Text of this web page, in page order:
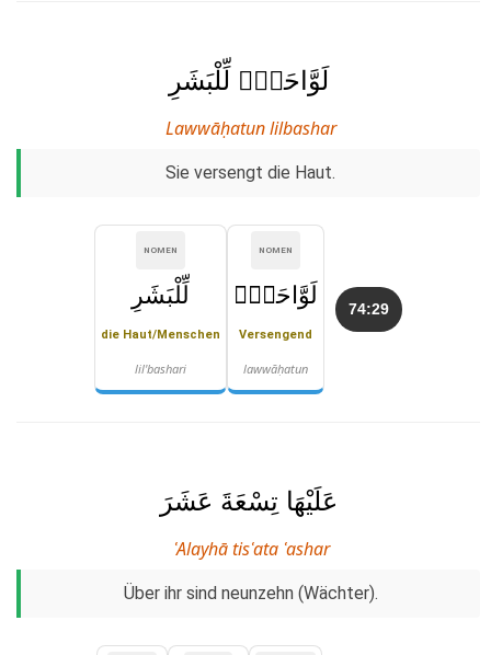
لَوَّاحَةٌۭ لِّلْبَشَرِ
Lawwāḥatun lilbashar
Sie versengt die Haut.
74:29
NOMEN
لَوَّاحَةٌۭ
Versengend
lawwāḥatun
NOMEN
لِّلْبَشَرِ
die Haut/Menschen
lil'bashari
عَلَيْهَا تِسْعَةَ عَشَرَ
ʿAlayhā tisʿata ʿashar
Über ihr sind neunzehn (Wächter).